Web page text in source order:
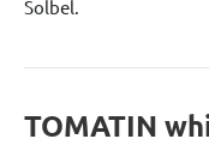
Solbel.
TOMATIN